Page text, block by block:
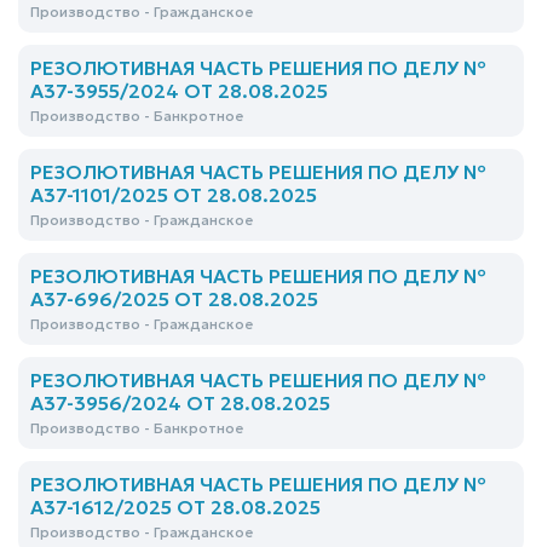
Производство - Гражданское
РЕЗОЛЮТИВНАЯ ЧАСТЬ РЕШЕНИЯ ПО ДЕЛУ №
А37-3955/2024 ОТ 28.08.2025
Производство - Банкротное
РЕЗОЛЮТИВНАЯ ЧАСТЬ РЕШЕНИЯ ПО ДЕЛУ №
А37-1101/2025 ОТ 28.08.2025
Производство - Гражданское
РЕЗОЛЮТИВНАЯ ЧАСТЬ РЕШЕНИЯ ПО ДЕЛУ №
А37-696/2025 ОТ 28.08.2025
Производство - Гражданское
РЕЗОЛЮТИВНАЯ ЧАСТЬ РЕШЕНИЯ ПО ДЕЛУ №
А37-3956/2024 ОТ 28.08.2025
Производство - Банкротное
РЕЗОЛЮТИВНАЯ ЧАСТЬ РЕШЕНИЯ ПО ДЕЛУ №
А37-1612/2025 ОТ 28.08.2025
Производство - Гражданское